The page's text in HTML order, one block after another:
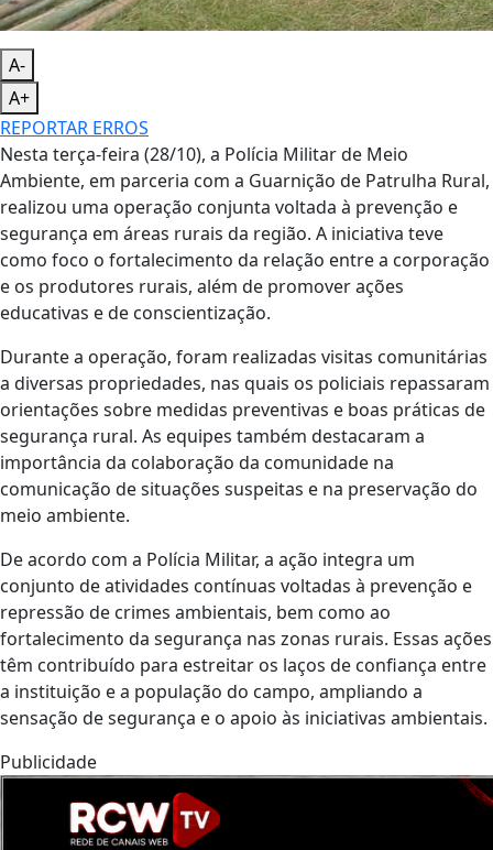
A-
A+
REPORTAR ERROS
Nesta terça-feira (28/10), a Polícia Militar de Meio
Ambiente, em parceria com a Guarnição de Patrulha Rural,
realizou uma operação conjunta voltada à prevenção e
segurança em áreas rurais da região. A iniciativa teve
como foco o fortalecimento da relação entre a corporação
e os produtores rurais, além de promover ações
educativas e de conscientização.
Durante a operação, foram realizadas visitas comunitárias
a diversas propriedades, nas quais os policiais repassaram
orientações sobre medidas preventivas e boas práticas de
segurança rural. As equipes também destacaram a
importância da colaboração da comunidade na
comunicação de situações suspeitas e na preservação do
meio ambiente.
De acordo com a Polícia Militar, a ação integra um
conjunto de atividades contínuas voltadas à prevenção e
repressão de crimes ambientais, bem como ao
fortalecimento da segurança nas zonas rurais. Essas ações
têm contribuído para estreitar os laços de confiança entre
a instituição e a população do campo, ampliando a
sensação de segurança e o apoio às iniciativas ambientais.
Publicidade